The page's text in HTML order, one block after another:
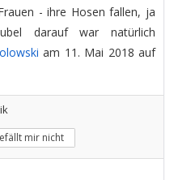
- ihre Hosen fallen, ja
darauf war natürlich
am 11. Mai 2018 auf
mir nicht